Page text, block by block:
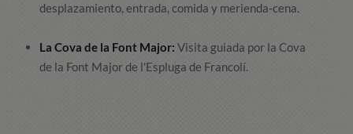
desplazamiento, entrada, comida y merienda-cena.
La Cova de la Font Major: Visita guiada por la Cova
de la Font Major de l'Espluga de Francolí.